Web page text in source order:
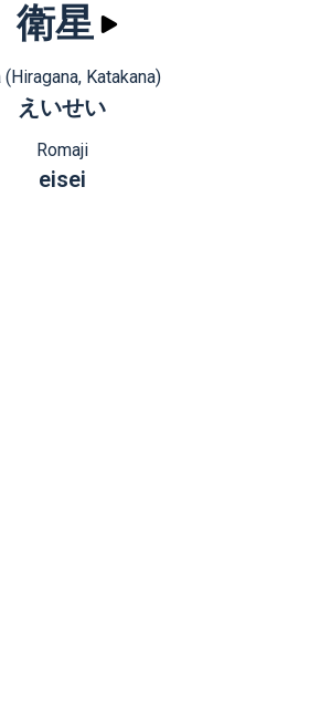
衛星
(Hiragana, Katakana)
えいせい
Romaji
eisei